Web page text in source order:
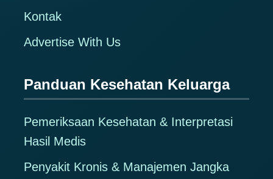
Kontak
Advertise With Us
Panduan Kesehatan Keluarga
Pemeriksaan Kesehatan & Interpretasi
Hasil Medis
Penyakit Kronis & Manajemen Jangka